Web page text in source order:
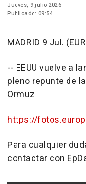
Jueves, 9 julio 2026
Publicado: 09:54
MADRID 9 Jul.
-- EEUU vuelve a
pleno repunte de
Ormuz
https://
Para cualquier
contactar con